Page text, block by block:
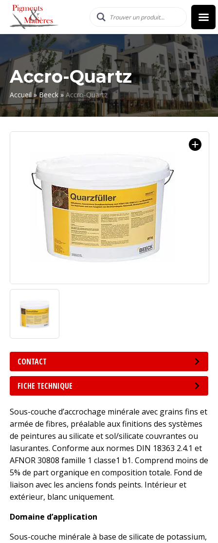
Accro-Quartz
Accueil»Beeck» Accro-Quartz
CONTACT
FICHE TECHNIQUE
Sous-couche d’accrochage minérale avec grains fins et
armée de fibres, préalable aux finitions des systèmes
de peintures au silicate et sol/silicate couvrantes ou
lasurantes. Conforme aux normes DIN 18363 2.4.1 et
AFNOR 30808 famille 1 classe1 b1. Comprend moins de
5% de part organique en composition totale. Fond de
liaison avec les anciens fonds peints. Intérieur et
extérieur, blanc uniquement.
Domaine d’application
Sous-couche minérale à base de silicate de potassium,